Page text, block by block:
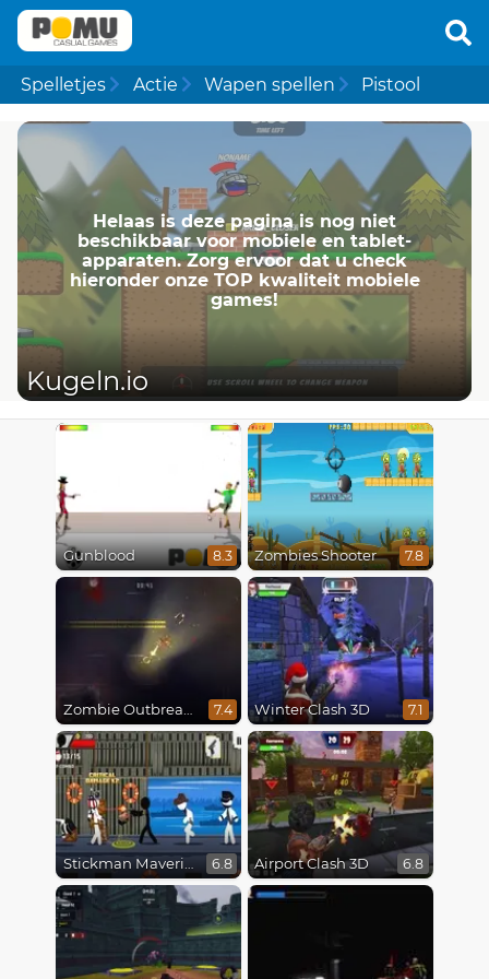
Spelletjes Actie Wapen spellen Pistool
Helaas is deze pagina is nog niet
beschikbaar voor mobiele en tablet-
apparaten. Zorg ervoor dat u check
hieronder onze TOP kwaliteit mobiele
games!
Kugeln.io
Gunblood 8.3 Zombies Shooter 7.8
Zombie Outbreak Arena 7.4 Winter Clash 3D 7.1
Stickman Maverick: Bad Boys Killer 6.8 Airport Clash 3D 6.8